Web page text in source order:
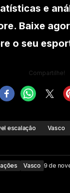
e
Baixe
o seu
Compartilhe!
escalação Vasco
Vasco 9 de